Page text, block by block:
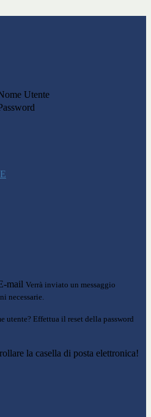
Utente
mail Verrà inviato un messaggio
necessarie.
utente? Effettua il reset della password
la casella di posta elettronica!